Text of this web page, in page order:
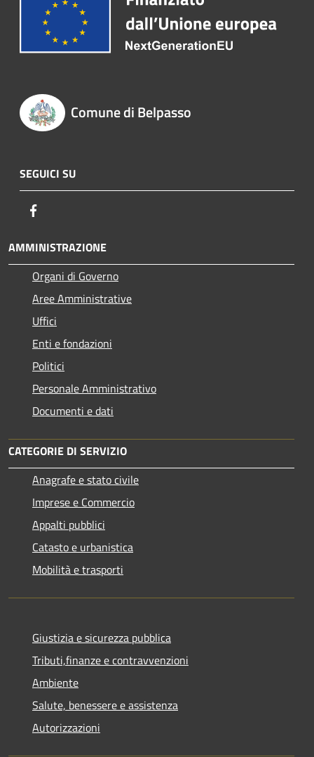
Comune di Belpasso
SEGUICI SU
AMMINISTRAZIONE
Organi di Governo
Aree Amministrative
Uffici
Enti e fondazioni
Politici
Personale Amministrativo
Documenti e dati
CATEGORIE DI SERVIZIO
Anagrafe e stato civile
Imprese e Commercio
Appalti pubblici
Catasto e urbanistica
Mobilità e trasporti
Giustizia e sicurezza pubblica
Tributi,finanze e contravvenzioni
Ambiente
Salute, benessere e assistenza
Autorizzazioni